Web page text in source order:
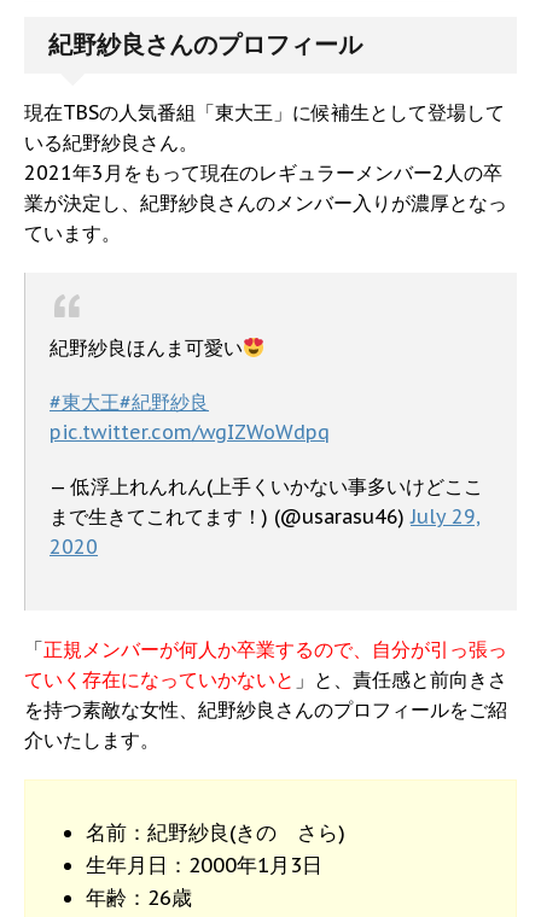
紀野紗良さんのプロフィール
現在TBSの人気番組「東大王」に候補生として登場して
いる紀野紗良さん。
2021年3月をもって現在のレギュラーメンバー2人の卒
業が決定し、紀野紗良さんのメンバー入りが濃厚となっ
ています。
紀野紗良ほんま可愛い
#東大王#紀野紗良
pic.twitter.com/wgIZWoWdpq
— 低浮上れんれん(上手くいかない事多いけどここ
まで生きてこれてます！) (@usarasu46)July 29,
2020
「正規メンバーが何人か卒業するので、自分が引っ張っ
ていく存在になっていかないと 」と、責任感と前向きさ
を持つ素敵な女性、紀野紗良さんのプロフィールをご紹
介いたします。
名前：紀野紗良(きの さら)
生年月日：2000年1月3日
年齢：26歳